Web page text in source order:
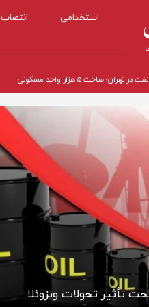
استخدامی انتصاب
ساخت ۵ هزار واحد مسکونی
تأثیر تحولات ونزوئلا